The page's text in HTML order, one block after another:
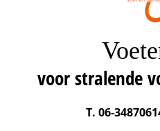
voor stralende
T. 06-